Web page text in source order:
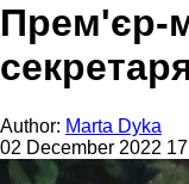
Прем'єр-
Author: Marta Dyka
02 December 2022